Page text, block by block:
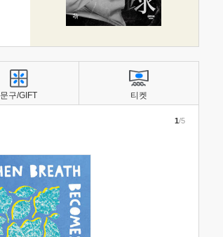
1/5
문구/GIFT 티켓